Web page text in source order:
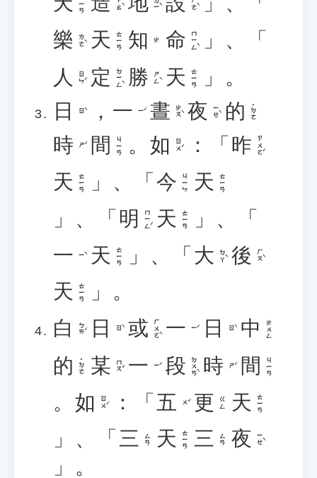
ㄗㄠˋ ㄉㄧˋ ㄕㄜˋ
樂 ㄌㄜˋ 天 ㄊㄧㄢ 知 ㄓ 命 ㄇㄧㄥˋ
」、「
人
ㄖㄣˊ 定 ㄉㄧㄥˋ 勝 ㄕㄥˋ 天 ㄊㄧㄢ
」。
日
ㄖˋ ， 一 ㄧˊ 晝 ㄓㄡˋ 夜 ㄧㄝˋ 的 ˙ㄉㄜ
時 ㄕˊ 間 ㄐㄧㄢ 。 如 ㄖㄨˊ ：「 昨 ㄗㄨㄛˊ
天 ㄊㄧㄢ 」、「 今 ㄐㄧㄣ 天 ㄊㄧㄢ
」、「 明 ㄇㄧㄥˊ 天 ㄊㄧㄢ
」、「
一
ㄧˋ 天 ㄊㄧㄢ 」、「 大 ㄉㄚˋ 後 ㄏㄡˋ
天 ㄊㄧㄢ
」。
白
ㄅㄞˊ 日 ㄖˋ 或 ㄏㄨㄛˋ 一 ㄧˊ 日 ㄖˋ 中 ㄓㄨㄥ
的 ˙ㄉㄜ 某 ㄇㄡˇ 一 ㄧˊ 段 ㄉㄨㄢˋ 時 ㄕˊ 間 ㄐㄧㄢ
。 如 ㄖㄨˊ ：「 五 ㄨˇ 更 ㄍㄥ 天 ㄊㄧㄢ
」、「 三 ㄙㄢ 天 ㄊㄧㄢ 三 ㄙㄢ 夜 ㄧㄝˋ
」。